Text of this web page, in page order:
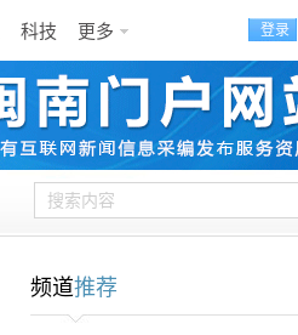
科技 更多 登录
频道推荐